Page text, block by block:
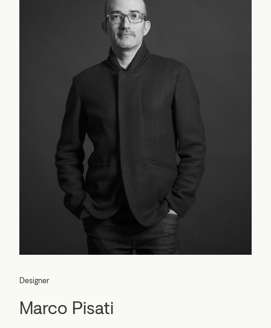
Designer
Marco Pisati